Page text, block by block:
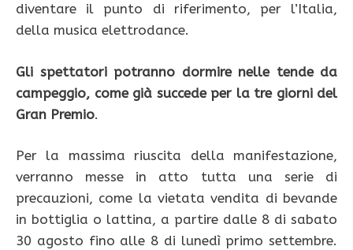
diventare il punto di riferimento, per l’Italia,
della musica elettrodance.
Gli spettatori potranno dormire nelle tende da
campeggio, come già succede per la tre giorni del
Gran Premio.
Per la massima riuscita della manifestazione,
verranno messe in atto tutta una serie di
precauzioni, come la vietata vendita di bevande
in bottiglia o lattina, a partire dalle 8 di sabato
30 agosto fino alle 8 di lunedì primo settembre.